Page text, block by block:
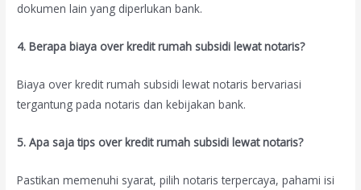
dokumen lain yang diperlukan bank.
4. Berapa biaya over kredit rumah subsidi lewat notaris?
Biaya over kredit rumah subsidi lewat notaris bervariasi
tergantung pada notaris dan kebijakan bank.
5. Apa saja tips over kredit rumah subsidi lewat notaris?
Pastikan memenuhi syarat, pilih notaris terpercaya, pahami isi